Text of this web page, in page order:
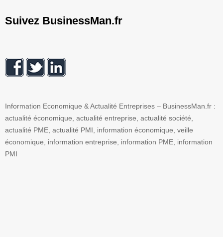
Suivez BusinessMan.fr
Information Economique & Actualité Entreprises – BusinessMan.fr :
actualité économique, actualité entreprise, actualité société,
actualité PME, actualité PMI, information économique, veille
économique, information entreprise, information PME, information
PMI